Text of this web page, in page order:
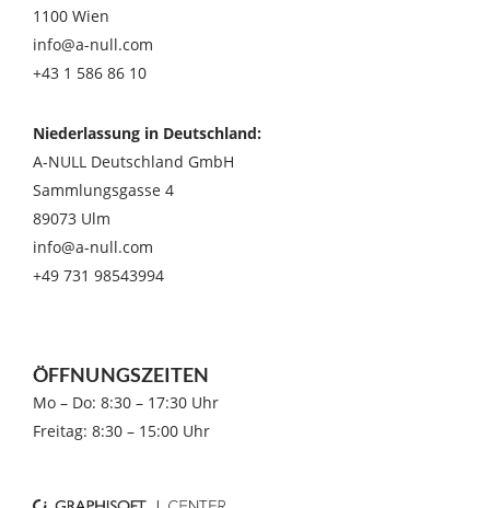
1100 Wien
info@a-null.com
+43 1 586 86 10
Niederlassung in Deutschland:
A-NULL Deutschland GmbH
Sammlungsgasse 4
89073 Ulm
info@a-null.com
+49 731 98543994
ÖFFNUNGSZEITEN
Mo – Do: 8:30 – 17:30 Uhr
Freitag: 8:30 – 15:00 Uhr